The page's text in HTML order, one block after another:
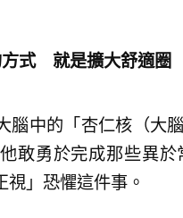
方式 就是擴大舒適圈
腦中的「杏仁核（大
敢勇於完成那些異
」恐懼這件事。